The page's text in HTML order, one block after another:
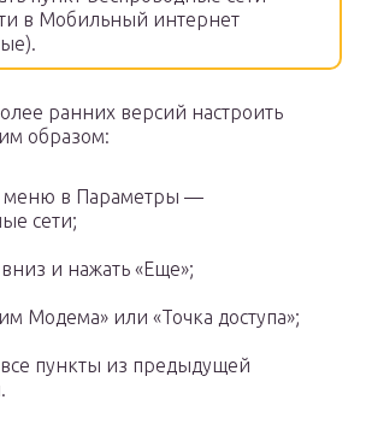
в Мобильный интернет
ранних версий настроить
образом:
меню в Параметры —
сети;
и нажать «Еще»;
Модема» или «Точка доступа»;
пункты из предыдущей